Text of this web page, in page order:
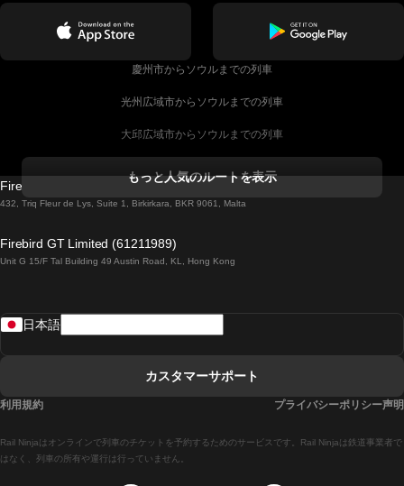
慶州市からソウルまでの列車
光州広域市からソウルまでの列車
大邱広域市からソウルまでの列車
ダブリンからゴールウェイまでの列車
ローマからナポリまでの列車
マドリードからセビリアまでの列車
もっと人気のルートを表示
Firebird GT Limited (OC 1451)
432, Triq Fleur de Lys, Suite 1, Birkirkara, BKR 9061, Malta
Firebird GT Limited (61211989)
Unit G 15/F Tal Building 49 Austin Road, KL, Hong Kong
Rail Ninjaはオンラインで列車のチケットを予約するためのサービスです。Rail Ninjaは鉄道事業者で
はなく、列車の所有や運行は行っていません。
日本語
カスタマーサポート
利用規約 プライバシーポリシー声明